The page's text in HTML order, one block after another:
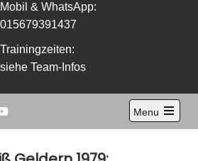
Mobil & WhatsApp:
015679391437
Trainingzeiten:
siehe Team-Infos
Menu
Open